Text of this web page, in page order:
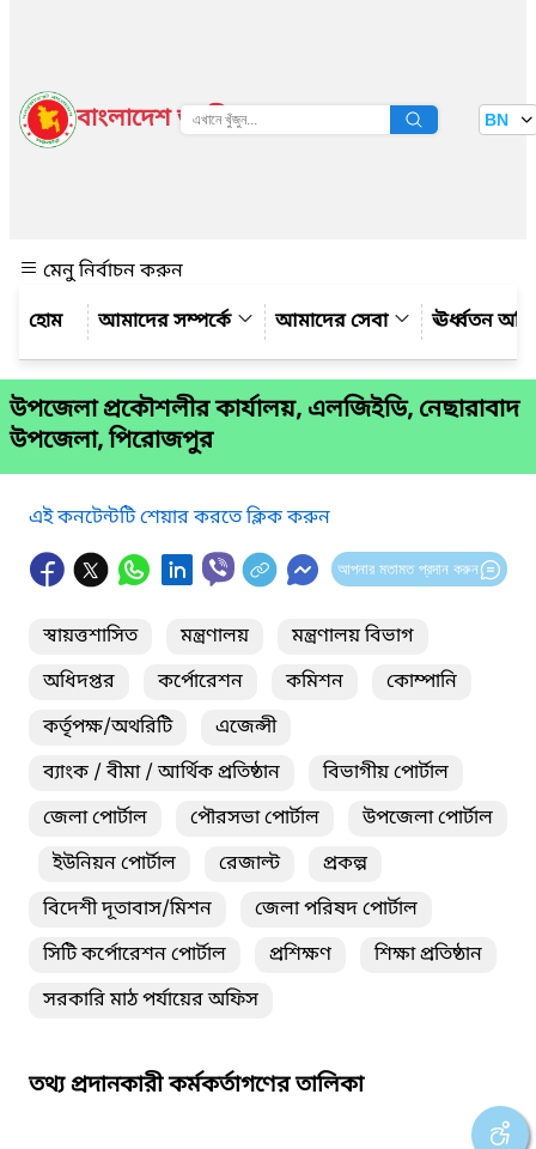
বাংলাদেশ জাতীয় তথ্য বাতায়ন BN
মেনু নির্বাচন করুন
আমাদের সম্পর্কে
আমাদের সেবা ঊর্ধ্বতন
উপজেলা প্রকৌশলীর কার্যালয়, এলজিইডি, নেছারাবাদ
উপজেলা, পিরোজপুর
এই কনটেন্টটি শেয়ার করতে ক্লিক করুন
আপনার মতামত প্রদান করুন
স্বায়ত্তশাসিত মন্ত্রণালয়
মন্ত্রণালয় বিভাগ
অধিদপ্তর
কর্পোরেশন কমিশন
কোম্পানি
কর্তৃপক্ষ/অথরিটি
এজেন্সী
ব্যাংক / বীমা / আর্থিক প্রতিষ্ঠান
বিভাগীয় পোর্টাল
জেলা পোর্টাল
পৌরসভা পোর্টাল
উপজেলা পোর্টাল
ইউনিয়ন পোর্টাল
রেজাল্ট
প্রকল্প
বিদেশী দূতাবাস/মিশন
জেলা পরিষদ পোর্টাল
সিটি কর্পোরেশন পোর্টাল
প্রশিক্ষণ
শিক্ষা প্রতিষ্ঠান
সরকারি মাঠ পর্যায়ের অফিস
তথ্য প্রদানকারী কর্মকর্তাগণের তালিকা